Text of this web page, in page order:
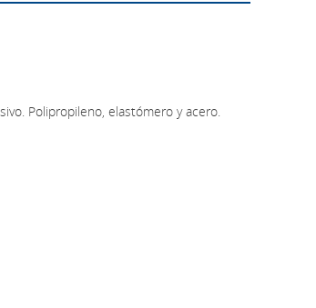
Polipropileno, elastómero y acero.